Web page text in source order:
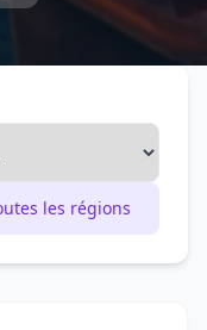
les régions